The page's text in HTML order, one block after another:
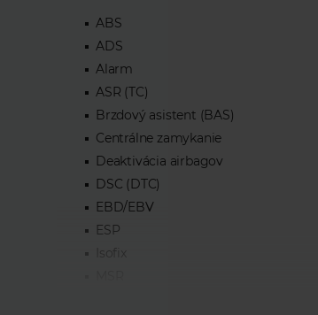
ABS
ADS
Alarm
ASR (TC)
Brzdový asistent (BAS)
Centrálne zamykanie
Deaktivácia airbagov
DSC (DTC)
EBD/EBV
ESP
Isofix